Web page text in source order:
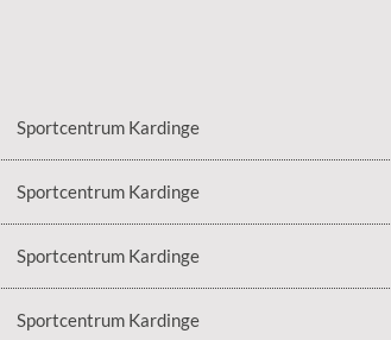
Sportcentrum Kardinge
Sportcentrum Kardinge
Sportcentrum Kardinge
Sportcentrum Kardinge